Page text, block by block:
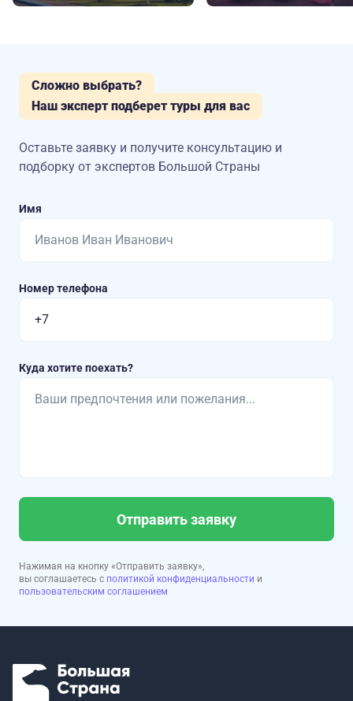
Сложно выбрать?
Наш эксперт подберет туры для вас
Оставьте заявку и получите консультацию и
подборку от экспертов Большой Страны
Имя
Номер телефона
Куда хотите поехать?
Отправить заявку
Нажимая на кнопку «Отправить заявку»,
вы соглашаетесь с политикой конфиденциальности и
пользовательским соглашением